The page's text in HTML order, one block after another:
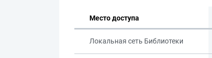
Место доступа
Локальная сеть Библиотеки